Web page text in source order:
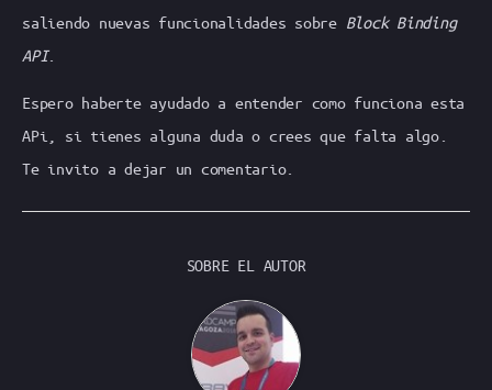
saliendo nuevas funcionalidades sobre Block Binding
API.
Espero haberte ayudado a entender como funciona esta
APi, si tienes alguna duda o crees que falta algo.
Te invito a dejar un comentario.
SOBRE EL AUTOR